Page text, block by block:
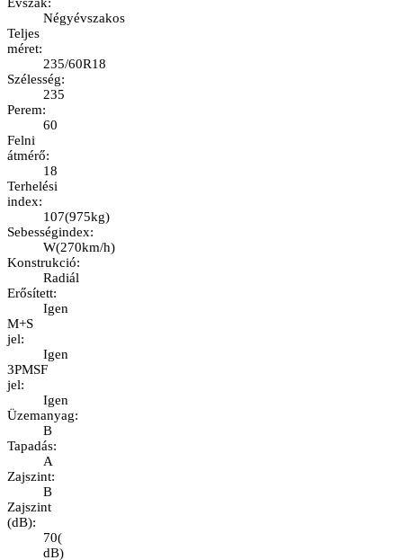
Évszak:
Négyévszakos
Teljes
méret:
235/60R18
Szélesség:
235
Perem:
60
Felni
átmérő:
18
Terhelési
index:
107(975kg)
Sebességindex:
W(270km/h)
Konstrukció:
Radiál
Erősített:
Igen
M+S
jel:
Igen
3PMSF
jel:
Igen
Üzemanyag:
B
Tapadás:
A
Zajszint:
B
Zajszint
(dB):
70(
dB)